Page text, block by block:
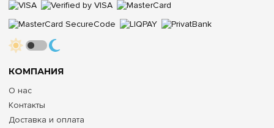
КОМПАНИЯ
О нас
Контакты
Доставка и оплата